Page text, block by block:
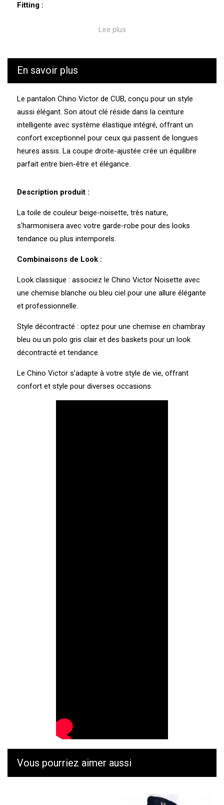
Fitting :
Pantalon de coupe droite-ajustée. Mesures conformes à
Traçabilité et caractéristiques environnementales :
connaissons les valeurs et l’écosystème des usines et
des prestataires avec lesquelles nous travaillons.
Confection : Tunisie
Tissage : Turquie
Teinture : Tunisie
Fibres recyclées : Non
Rejet de microfibres plastiques : Non
Lire plus
En savoir plus
Le pantalon Chino Victor de CUB, conçu pour un style
aussi élégant. Son atout clé réside dans la ceinture
intelligente avec système élastique intégré, offrant un
confort exceptionnel pour ceux qui passent de longues
heures assis. La coupe droite-ajustée crée un équilibre
parfait entre bien-être et élégance.
Description produit :
La toile de couleur beige-noisette, très nature,
s'harmonisera avec votre garde-robe pour des looks
tendance ou plus intemporels.
Combinaisons de Look :
Look classique : associez le Chino Victor Noisette avec
une chemise blanche ou bleu ciel pour une allure élégante
et professionnelle.
Style décontracté : optez pour une chemise en chambray
bleu ou un polo gris clair et des baskets pour un look
décontracté et tendance.
Le Chino Victor s'adapte à votre style de vie, offrant
confort et style pour diverses occasions.
Vous pourriez aimer aussi